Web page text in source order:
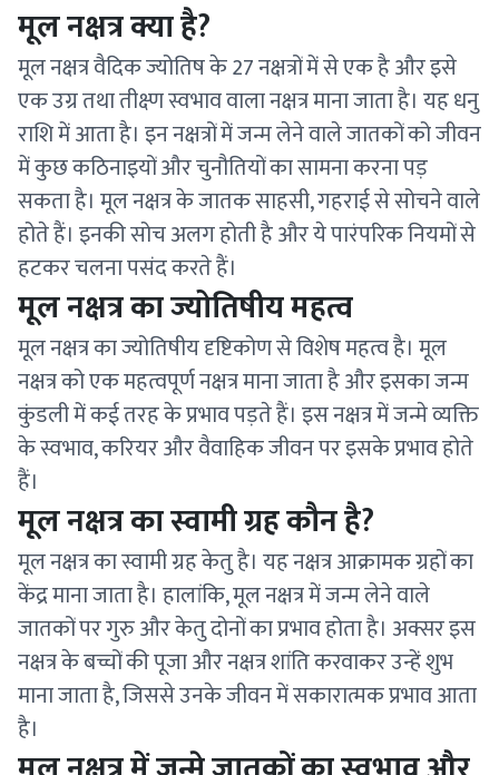
मूल नक्षत्र क्या है?
मूल नक्षत्र वैदिक ज्योतिष के 27 नक्षत्रों में से एक है और इसे
एक उग्र तथा तीक्ष्ण स्वभाव वाला नक्षत्र माना जाता है। यह धनु
राशि में आता है। इन नक्षत्रों में जन्म लेने वाले जातकों को जीवन
में कुछ कठिनाइयों और चुनौतियों का सामना करना पड़
सकता है। मूल नक्षत्र के जातक साहसी, गहराई से सोचने वाले
होते हैं। इनकी सोच अलग होती है और ये पारंपरिक नियमों से
हटकर चलना पसंद करते हैं।
मूल नक्षत्र का ज्योतिषीय महत्व
मूल नक्षत्र का ज्योतिषीय दृष्टिकोण से विशेष महत्व है। मूल
नक्षत्र को एक महत्वपूर्ण नक्षत्र माना जाता है और इसका जन्म
कुंडली में कई तरह के प्रभाव पड़ते हैं। इस नक्षत्र में जन्मे व्यक्ति
के स्वभाव, करियर और वैवाहिक जीवन पर इसके प्रभाव होते
हैं।
मूल नक्षत्र का स्वामी ग्रह कौन है?
मूल नक्षत्र का स्वामी ग्रह केतु है। यह नक्षत्र आक्रामक ग्रहों का
केंद्र माना जाता है। हालांकि, मूल नक्षत्र में जन्म लेने वाले
जातकों पर गुरु और केतु दोनों का प्रभाव होता है। अक्सर इस
नक्षत्र के बच्चों की पूजा और नक्षत्र शांति करवाकर उन्हें शुभ
माना जाता है, जिससे उनके जीवन में सकारात्मक प्रभाव आता
है।